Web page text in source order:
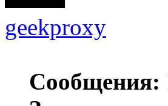
geekproxy
Сообщения: